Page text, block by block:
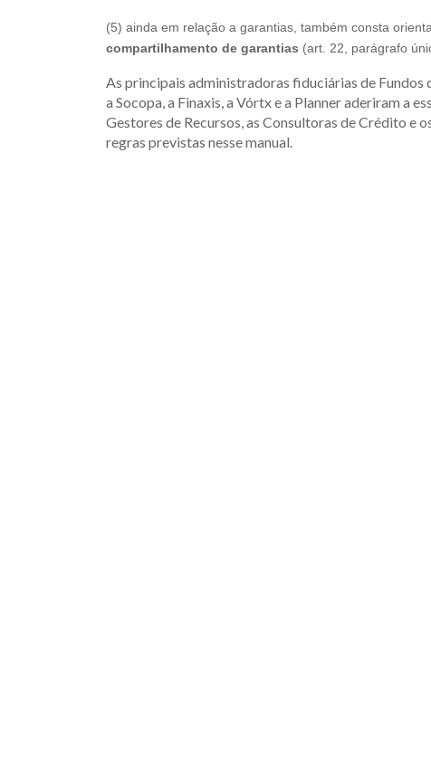
(5) ainda em relação a garantias, também consta
compartilhamento de garantias (art. 22, parágrafo
As principais administradoras fiduciárias de
a Socopa, a Finaxis, a Vórtx e a Planner aderiram a
Gestores de Recursos, as Consultoras de Crédito e
regras previstas nesse manual.